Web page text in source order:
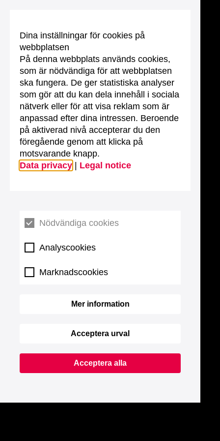
Dina inställningar för cookies på
webbplatsen
På denna webbplats används cookies,
som är nödvändiga för att webbplatsen
ska fungera. De ger statistiska analyser
som gör att du kan dela innehåll i sociala
nätverk eller för att visa reklam som är
anpassad efter dina intressen. Beroende
på aktiverad nivå accepterar du den
föregående genom att klicka på
motsvarande knapp.
Data privacy
Legal notice
Nödvändiga cookies
Analyscookies
Marknadscookies
Mer information
Acceptera urval
Acceptera alla